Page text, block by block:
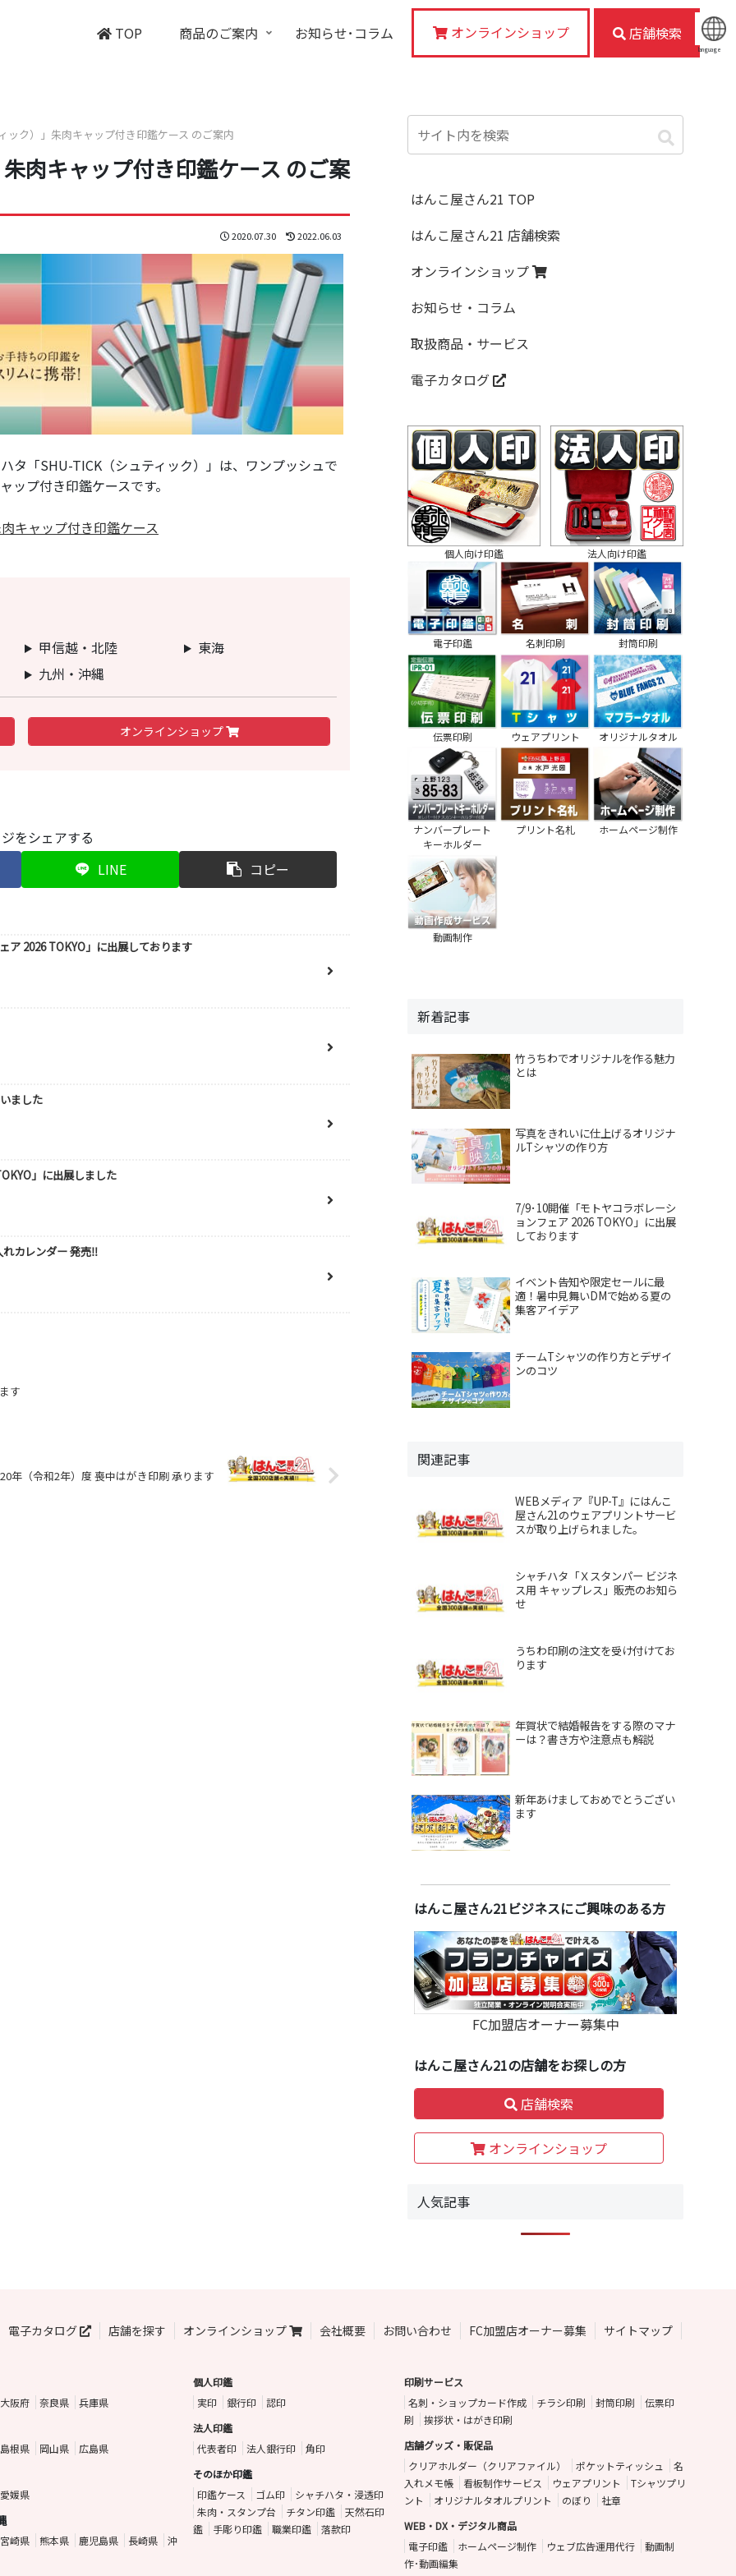
language
TOP 商品のご案内 お知らせ･コラム オンラインショップ 店舗検索
ック）」朱肉キャップ付き印鑑ケース のご案内
肉キャップ付き印鑑ケース のご案
2020.07.30 2022.06.03
タ「SHU-TICK（シュティック）」は、ワンプッシュで
プ付き印鑑ケースです。
キャップ付き印鑑ケース
甲信越・北陸
東海
九州・沖縄
オンラインショップ
をシェアする
LINE
コピー
ア 2026 TOKYO」に出展しております
ました
」に出展しました
カレンダー 発売‼
す
年（令和2年）度 喪中はがき印刷 承ります
はんこ屋さん21 TOP
はんこ屋さん21 店舗検索
オンラインショップ
お知らせ・コラム
取扱商品・サービス
電子カタログ
個人向け印鑑 法人向け印鑑
電子印鑑 名刺印刷 封筒印刷
伝票印刷 ウェアプリント オリジナルタオル
ナンバープレート
キーホルダー
プリント名札 ホームページ制作
動画制作
新着記事
竹うちわでオリジナルを作る魅力
とは
写真をきれいに仕上げるオリジナ
ルTシャツの作り方
7/9･10開催「モトヤコラボレーシ
ョンフェア 2026 TOKYO」に出展
しております
イベント告知や限定セールに最
適！暑中見舞いDMで始める夏の
集客アイデア
チームTシャツの作り方とデザイ
ンのコツ
関連記事
WEBメディア『UP-T』にはんこ
屋さん21のウェアプリントサービ
スが取り上げられました。
シャチハタ「Ｘスタンパー ビジネ
ス用 キャップレス」販売のお知ら
せ
うちわ印刷の注文を受け付けてお
ります
年賀状で結婚報告をする際のマナ
ーは？書き方や注意点も解説
新年あけましておめでとうござい
ます
はんこ屋さん21ビジネスにご興味のある方
FC加盟店オーナー募集中
はんこ屋さん21の店舗をお探しの方
店舗検索
オンラインショップ
人気記事
電子カタログ 店舗を探す オンラインショップ 会社概要 お問い合わせ FC加盟店オーナー募集 サイトマップ
大阪府 奈良県 兵庫県
島根県 岡山県 広島県
愛媛県
宮崎県 熊本県 鹿児島県 長崎県 沖
個人印鑑
実印
銀行印
認印
法人印鑑
代表者印
法人銀行印
角印
そのほか印鑑
印鑑ケース
ゴム印
シャチハタ・浸透印
朱肉・スタンプ台
チタン印鑑
天然石印
鑑
手彫り印鑑 職業印鑑 落款印
印刷サービス
名刺・ショップカード作成
チラシ印刷 封筒印刷
伝票印
刷
挨拶状・はがき印刷
店舗グッズ・販促品
クリアホルダー（クリアファイル）
ポケットティッシュ
名
入れメモ帳
看板制作サービス ウェアプリント
Tシャツプリ
ント
オリジナルタオルプリント のぼり
社章
WEB・DX・デジタル商品
電子印鑑
ホームページ制作 ウェブ広告運用代行
動画制
作･動画編集